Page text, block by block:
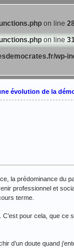
on line
on line
wp-
évolution de la
la prédominance du
professionnel et
terme.
C’est pour cela, que ce
d’un doute quand